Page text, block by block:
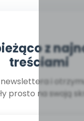
z
treściami
newslettera i
prosto na swoją